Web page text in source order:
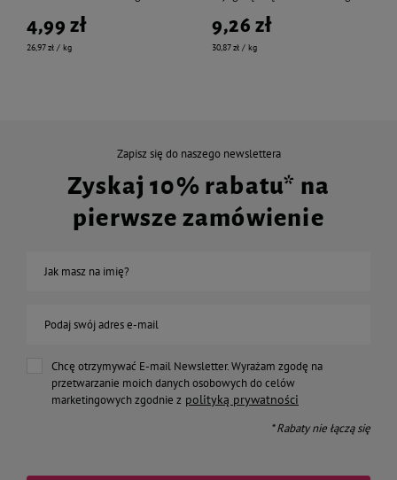
4,99 zł
26,97 zł / kg
9,26 zł
30,87 zł / kg
Zapisz się do naszego newslettera
Zyskaj 10% rabatu* na
pierwsze zamówienie
Jak masz na imię?
Podaj swój adres e-mail
Chcę otrzymywać E-mail Newsletter. Wyrażam zgodę na
przetwarzanie moich danych osobowych do celów
marketingowych zgodnie z polityką prywatności
* Rabaty nie łączą się